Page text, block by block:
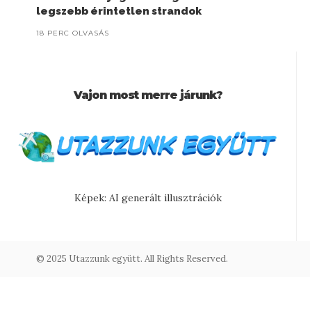
legszebb érintetlen strandok
18 PERC OLVASÁS
Vajon most merre járunk?
Képek: AI generált illusztrációk
© 2025 Utazzunk együtt. All Rights Reserved.